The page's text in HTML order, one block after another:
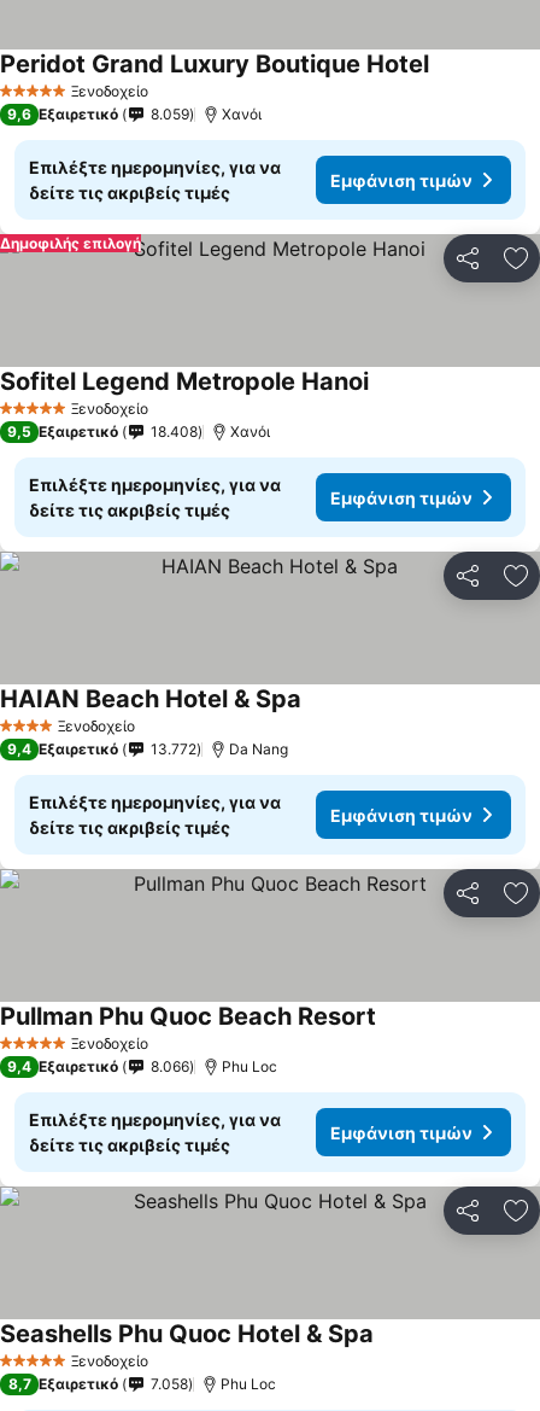
5 Αστέρια Ξενοδοχείο
Peridot Grand Luxury Boutique Hotel
9,6 Εξαιρετικό 8.059 Χανόι
Επιλέξτε ημερομηνίες, για να
δείτε τις ακριβείς τιμές
Εμφάνιση τιμών
Δημοφιλής επιλογή
5 Αστέρια Ξενοδοχείο
Sofitel Legend Metropole Hanoi
9,5 Εξαιρετικό 18.408 Χανόι
Επιλέξτε ημερομηνίες, για να
δείτε τις ακριβείς τιμές
Εμφάνιση τιμών
4 ΑστέριαΞενοδοχείο
HAIAN Beach Hotel & Spa
9,4 Εξαιρετικό 13.772 Da Nang
Επιλέξτε ημερομηνίες, για να
δείτε τις ακριβείς τιμές
Εμφάνιση τιμών
5 Αστέρια Ξενοδοχείο
Pullman Phu Quoc Beach Resort
9,4 Εξαιρετικό 8.066 Phu Loc
Επιλέξτε ημερομηνίες, για να
δείτε τις ακριβείς τιμές
Εμφάνιση τιμών
5 Αστέρια Ξενοδοχείο
Seashells Phu Quoc Hotel & Spa
8,7 Εξαιρετικό 7.058 Phu Loc